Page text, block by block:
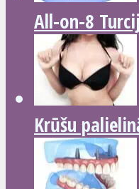
All-on-8
Krūšu